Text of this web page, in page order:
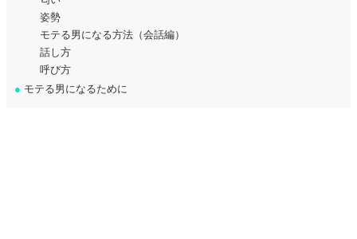
姿勢
モテる男になる方法（会話編）
話し方
呼び方
● モテる男になるために